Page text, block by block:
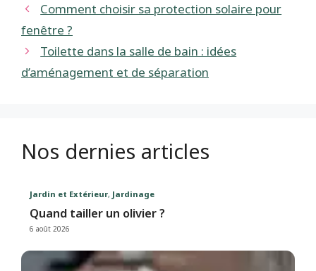
Comment choisir sa protection solaire pour
fenêtre ?
Toilette dans la salle de bain : idées
d’aménagement et de séparation
Nos dernies articles
Jardin et Extérieur, Jardinage
Quand tailler un olivier ?
6 août 2026